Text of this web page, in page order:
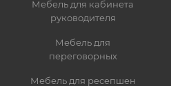
Мебель для кабинета
руководителя
Мебель для
переговорных
Мебель для ресепшен